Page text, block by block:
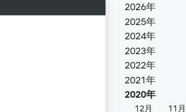
2026年
2025年
2024年
2023年
2022年
2021年
2020年
12月 11月